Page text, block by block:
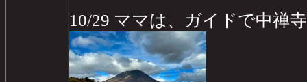
10/29 ママは、ガイドで中禅